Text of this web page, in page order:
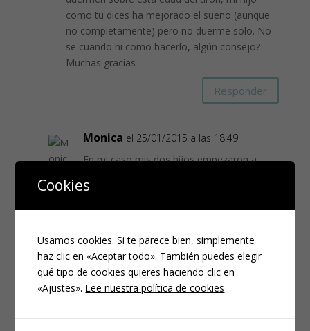
como tu dices ha mejorado el sueño (aunque
no completamente) pero no duerme solo. No
se cuando ni como hacerlo, algún consejo?
Muchas gracias
Responder
Monica el 25/01/2015 a las 18:49
En mi caso mis dos hijos empezaron a
pero no se consolidó hasta los 3, es decir
con 2 empezaron a hacer alguna noche
cumplir los 3 que eso ha sido de manera
continua.
Cookies
Usamos cookies. Si te parece bien, simplemente
haz clic en «Aceptar todo». También puedes elegir
qué tipo de cookies quieres haciendo clic en
«Ajustes». Lee nuestra política de cookies